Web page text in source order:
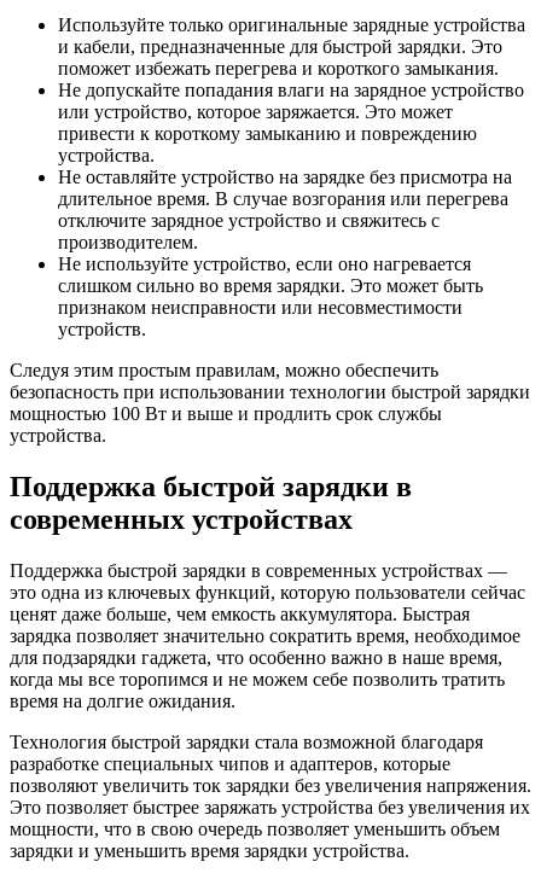
Используйте только оригинальные зарядные устройства
и кабели, предназначенные для быстрой зарядки. Это
поможет избежать перегрева и короткого замыкания.
Не допускайте попадания влаги на зарядное устройство
или устройство, которое заряжается. Это может
привести к короткому замыканию и повреждению
устройства.
Не оставляйте устройство на зарядке без присмотра на
длительное время. В случае возгорания или перегрева
отключите зарядное устройство и свяжитесь с
производителем.
Не используйте устройство, если оно нагревается
слишком сильно во время зарядки. Это может быть
признаком неисправности или несовместимости
устройств.
Следуя этим простым правилам, можно обеспечить
безопасность при использовании технологии быстрой зарядки
мощностью 100 Вт и выше и продлить срок службы
устройства.
Поддержка быстрой зарядки в
современных устройствах
Поддержка быстрой зарядки в современных устройствах —
это одна из ключевых функций, которую пользователи сейчас
ценят даже больше, чем емкость аккумулятора. Быстрая
зарядка позволяет значительно сократить время, необходимое
для подзарядки гаджета, что особенно важно в наше время,
когда мы все торопимся и не можем себе позволить тратить
время на долгие ожидания.
Технология быстрой зарядки стала возможной благодаря
разработке специальных чипов и адаптеров, которые
позволяют увеличить ток зарядки без увеличения напряжения.
Это позволяет быстрее заряжать устройства без увеличения их
мощности, что в свою очередь позволяет уменьшить объем
зарядки и уменьшить время зарядки устройства.